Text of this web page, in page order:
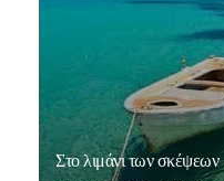
Στο λιμάνι των σκέψεων